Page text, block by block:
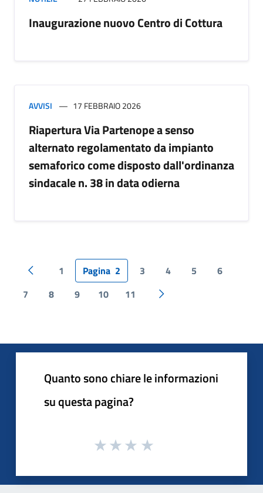
Inaugurazione nuovo Centro di Cottura
AVVISI 17 FEBBRAIO 2026
Riapertura Via Partenope a senso
alternato regolamentato da impianto
semaforico come disposto dall'ordinanza
sindacale n. 38 in data odierna
Pagina precedente
1 Pagina 2 3 4 5
6
7
8 9 10 11 Pagina successiva
Quanto sono chiare le informazioni
su questa pagina?